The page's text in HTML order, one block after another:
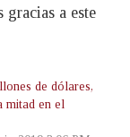
gracias a este
de dólares,
mitad en el